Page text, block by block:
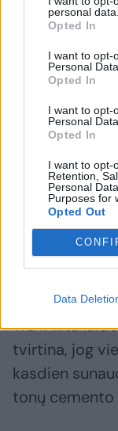
personal data.
Opted In
I want to opt-
Personal Data.
Opted In
I want to opt-
Personal
Opted In
I want to opt-
Retention,
Personal
Purposes for
Opted Out
Data
tūkst.
skaičiui, į
Spėjama, jog
bus jau
žemės plotų
Pavyzdžiui,
ateinančius
Kai kuriuose
gauti vietos
valdžia dalija
kapavietėse.
Yra ir kita
tvirtina, jog
kasdien
tonų cemento